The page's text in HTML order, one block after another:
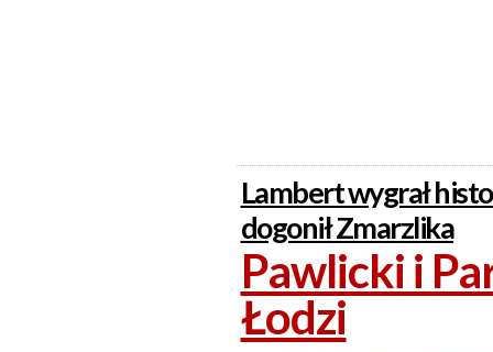
Lambert wygrał
dogonił Zmarzlika
Pawlicki i
Łodzi